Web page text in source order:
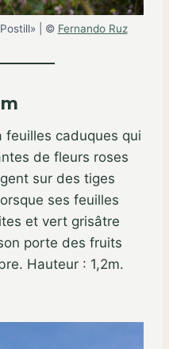
| © Fernando Ruz
feuilles caduques qui
de fleurs roses
sur des tiges
ses feuilles
et vert grisâtre
porte des fruits
Hauteur : 1,2m.